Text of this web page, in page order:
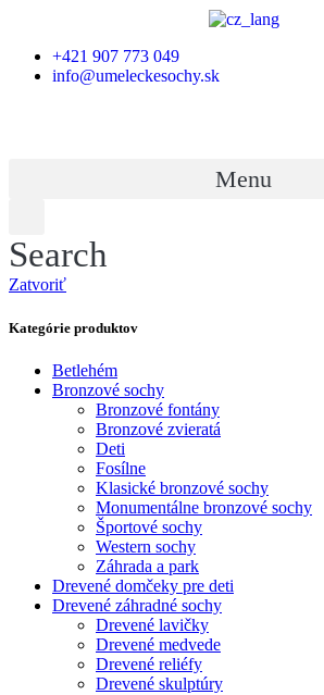
+421 907 773 049
info@umeleckesochy.sk
Menu
Search
Zatvoriť
Kategórie produktov
Betlehém
Bronzové sochy
Bronzové fontány
Bronzové zvieratá
Deti
Fosílne
Klasické bronzové sochy
Monumentálne bronzové sochy
Športové sochy
Western sochy
Záhrada a park
Drevené domčeky pre deti
Drevené záhradné sochy
Drevené lavičky
Drevené medvede
Drevené reliéfy
Drevené skulptúry